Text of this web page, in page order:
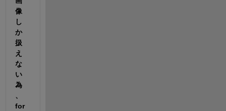
像
し
か
扱
え
な
い
為
、
for